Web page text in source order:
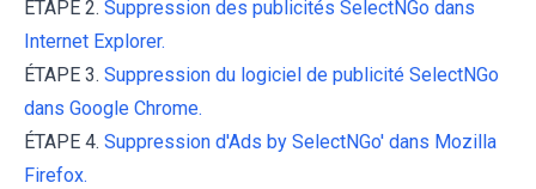
ÉTAPE 2. Suppression des publicités SelectNGo dans
Internet Explorer.
ÉTAPE 3. Suppression du logiciel de publicité SelectNGo
dans Google Chrome.
ÉTAPE 4. Suppression d'Ads by SelectNGo' dans Mozilla
Firefox.